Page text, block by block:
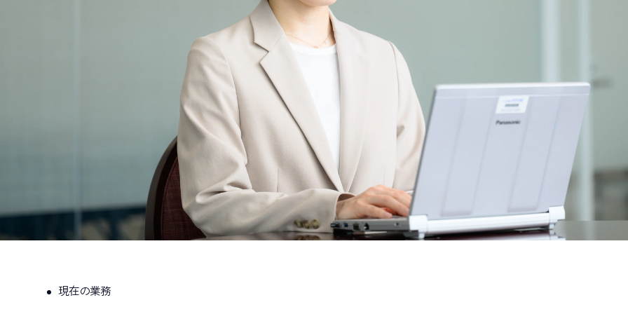
現在の業務